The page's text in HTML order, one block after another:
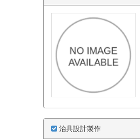
治具設計製作